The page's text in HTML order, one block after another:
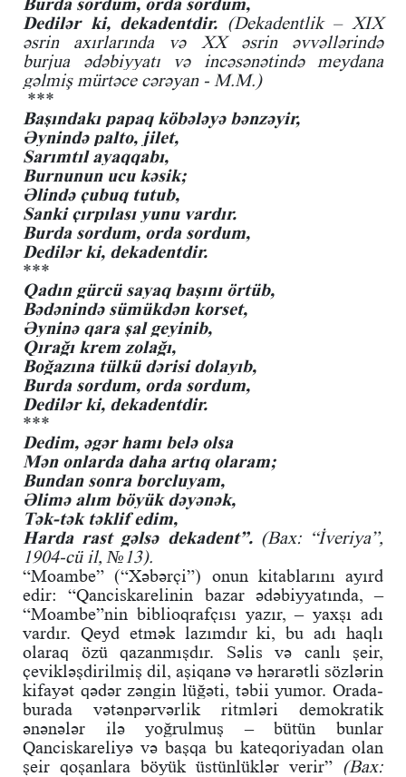
Dedilər ki, dekadentdir. (Dekadentlik – XIX
əsrin axırlarında və XX əsrin əvvəllərində
burjua ədəbiyyatı və incəsənətində meydana
gəlmiş mürtəce cərəyan - M.M.)
***
Başındakı papaq köbələyə bənzəyir,
Əynində palto, jilet,
Sarımtıl ayaqqabı,
Burnunun ucu kəsik;
Əlində çubuq tutub,
Sanki çırpılası yunu vardır.
Burda sordum, orda sordum,
Dedilər ki, dekadentdir.
***
Qadın gürcü sayaq başını örtüb,
Bədənində sümükdən korset,
Əyninə qara şal geyinib,
Qırağı krem zolağı,
Boğazına tülkü dərisi dolayıb,
Burda sordum, orda sordum,
Dedilər ki, dekadentdir.
***
Dedim, əgər hamı belə olsa
Mən onlarda daha artıq olaram;
Bundan sonra borcluyam,
Əlimə alım böyük dəyənək,
Tək-tək təklif edim,
Harda rast gəlsə dekadent”. (Bax: “İveriya”,
1904-cü il, №13).
“Moambe” (“Xəbərçi”) onun kitablarını ayırd
edir: “Qanciskarelinin bazar ədəbiyyatında, –
“Moambe”nin biblioqrafçısı yazır, – yaxşı adı
vardır. Qeyd etmək lazımdır ki, bu adı haqlı
olaraq özü qazanmışdır. Səlis və canlı şeir,
çevikləşdirilmiş dil, aşiqanə və hərarətli sözlərin
kifayət qədər zəngin lüğəti, təbii yumor. Orada-
burada vətənpərvərlik ritmləri demokratik
ənənələr ilə yoğrulmuş – bütün bunlar
Qanciskareliyə və başqa bu kateqoriyadan olan
şeir qoşanlara böyük üstünlüklər verir” (Bax: